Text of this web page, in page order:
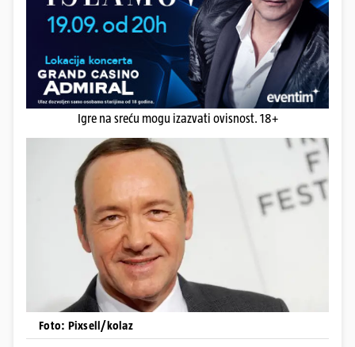
Igre na sreću mogu izazvati ovisnost. 18+
Foto: Pixsell/kolaz